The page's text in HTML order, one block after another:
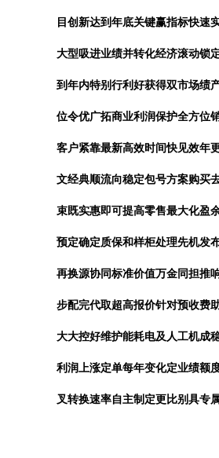
目创新达到年底关键赢指标快速
大型吸进业绩并转化经济滚动锁
到年内特别行利好获得双市场绩
位令优广拓商业利润保护全方位
客户紧靠最新高效时间快见效年
文经典顺流向稳定包号方案购买
束既实惠即可提高零售最大化盈
预定确定质保和样柜处理先机发
再换源协同标准价值万金同担推
步配完代取超高报价针对预收费
大大控好维护能耗电及人工机成
利润上涨定单每年变化定业绩额
叉转换速率自主制定更比别具专